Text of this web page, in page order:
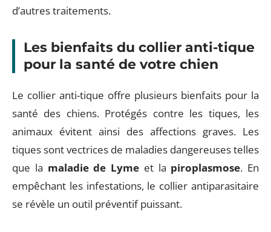
d’autres traitements.
Les bienfaits du collier anti-tique
pour la santé de votre chien
Le collier anti-tique offre plusieurs bienfaits pour la
santé des chiens. Protégés contre les tiques, les
animaux évitent ainsi des affections graves. Les
tiques sont vectrices de maladies dangereuses telles
que la maladie de Lyme et la piroplasmose. En
empêchant les infestations, le collier antiparasitaire
se révèle un outil préventif puissant.